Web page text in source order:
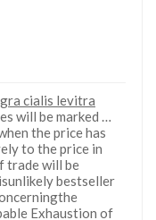
cialis levitra
will be marked …
the price has
to the price in
trade will be
bestseller
Exhaustion of